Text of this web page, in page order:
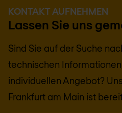
KONTAKT AUFNEHMEN
Lassen Sie uns
Sind Sie auf der Suche
technischen
individuellen Angebot?
Frankfurt am Main ist